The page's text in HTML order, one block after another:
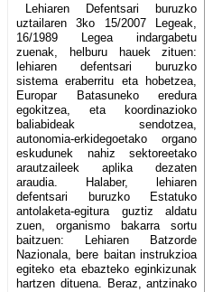
Lehiaren Defentsari buruzko
uztailaren 3ko 15/2007 Legeak,
16/1989 Legea indargabetu
zuenak, helburu hauek zituen:
lehiaren defentsari buruzko
sistema eraberritu eta hobetzea,
Europar Batasuneko eredura
egokitzea, eta koordinazioko
baliabideak sendotzea,
autonomia-erkidegoetako organo
eskudunek nahiz sektoreetako
arautzaileek aplika dezaten
araudia. Halaber, lehiaren
defentsari buruzko Estatuko
antolaketa-egitura guztiz aldatu
zuen, organismo bakarra sortu
baitzuen: Lehiaren Batzorde
Nazionala, bere baitan instrukzioa
egiteko eta ebazteko eginkizunak
hartzen dituena. Beraz, antzinako